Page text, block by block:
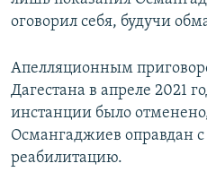
оговорил себя, будучи
Апелляционным
Дагестана в апреле 2021
инстанции было
Османгаджиев оправдан
реабилитацию.